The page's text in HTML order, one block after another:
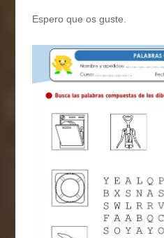
Espero que os guste.